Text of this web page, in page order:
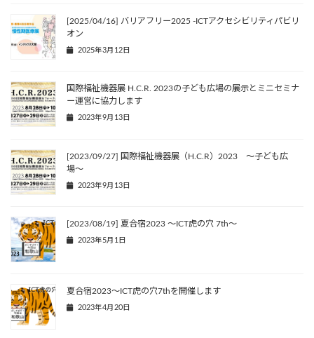
[2025/04/16] バリアフリー2025 -ICTアクセシビリティパビリ
オン
2025年3月12日
国際福祉機器展 H.C.R. 2023の子ども広場の展示とミニセミナ
ー運営に協力します
2023年9月13日
[2023/09/27] 国際福祉機器展（H.C.R）2023 〜子ども広
場〜
2023年9月13日
[2023/08/19] 夏合宿2023 ～ICT虎の穴 7th～
2023年5月1日
夏合宿2023～ICT虎の穴7thを開催します
2023年4月20日